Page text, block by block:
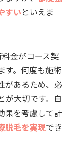
すいといえま
金がコース契
す。何度も施術
があるため、必
が大切です。自
果を考慮して計
脱毛を実現でき